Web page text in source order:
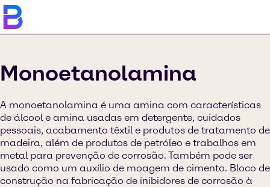
Monoetanolamina
A monoetanolamina é uma amina com características
de álcool e amina usadas em detergente, cuidados
pessoais, acabamento têxtil e produtos de tratamento de
madeira, além de produtos de petróleo e trabalhos em
metal para prevenção de corrosão. Também pode ser
usado como um auxílio de moagem de cimento. Bloco de
construção na fabricação de inibidores de corrosão à